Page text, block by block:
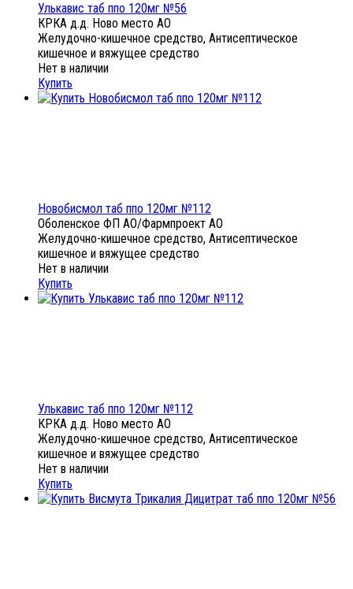
Улькавис таб ппо 120мг №56
КРКА д.д. Ново место АО
Желудочно-кишечное средство, Антисептическое
кишечное и вяжущее средство
Нет в наличии
Купить
Новобисмол таб ппо 120мг №112
Оболенское ФП АО/Фармпроект АО
Желудочно-кишечное средство, Антисептическое
кишечное и вяжущее средство
Нет в наличии
Купить
Улькавис таб ппо 120мг №112
КРКА д.д. Ново место АО
Желудочно-кишечное средство, Антисептическое
кишечное и вяжущее средство
Нет в наличии
Купить